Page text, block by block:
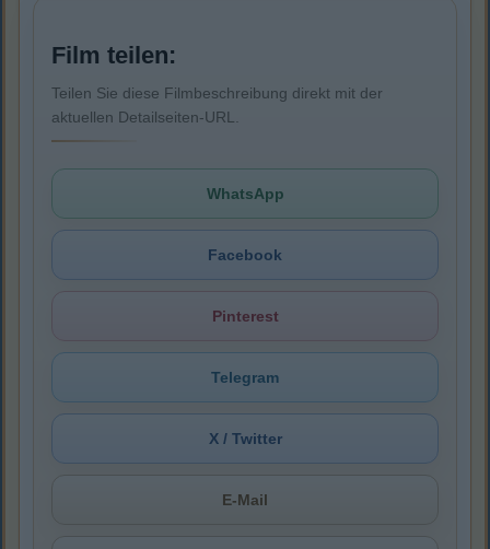
Film teilen:
Teilen Sie diese Filmbeschreibung direkt mit der
aktuellen Detailseiten-URL.
WhatsApp
Facebook
Pinterest
Telegram
X / Twitter
E-Mail